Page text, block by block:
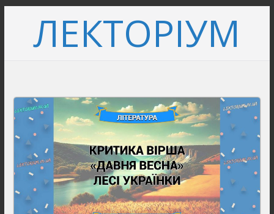
вмістуЛЕКТОРІУМ